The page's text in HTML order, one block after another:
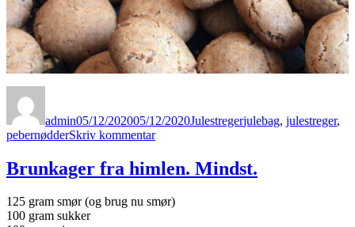
admin05/12/202005/12/2020Julestregerjulebag, julestreger,
pebernødderSkriv kommentartil
pebredeste
nødder
Brunkager fra himlen. Mindst.
125 gram smør (og brug nu smør)
100 gram sukker